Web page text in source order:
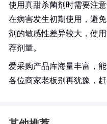
使用真甜杀菌剂时需要注
在病害发生初期使用，避
剂的敏感性差异较大，使
荐剂量。
爱采购产品库海量丰富，
各位商家老板别再犹豫，赶